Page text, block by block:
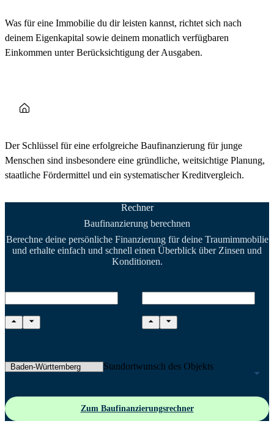
Was für eine Immobilie du dir leisten kannst, richtet sich nach
deinem Eigenkapital sowie deinem monatlich verfügbaren
Einkommen unter Berücksichtigung der Ausgaben.
Der Schlüssel für eine erfolgreiche Baufinanzierung für junge
Menschen sind insbesondere eine gründliche, weitsichtige Planung,
staatliche Fördermittel und ein systematischer Kreditvergleich.
Rechner
Baufinanzierung berechnen
Berechne deine persönliche Finanzierung für deine Traumimmobilie
und erhalte einfach und schnell einen Überblick über Zinsen und
Konditionen.
Standortwunsch des Objekts
Zum Baufinanzierungsrechner